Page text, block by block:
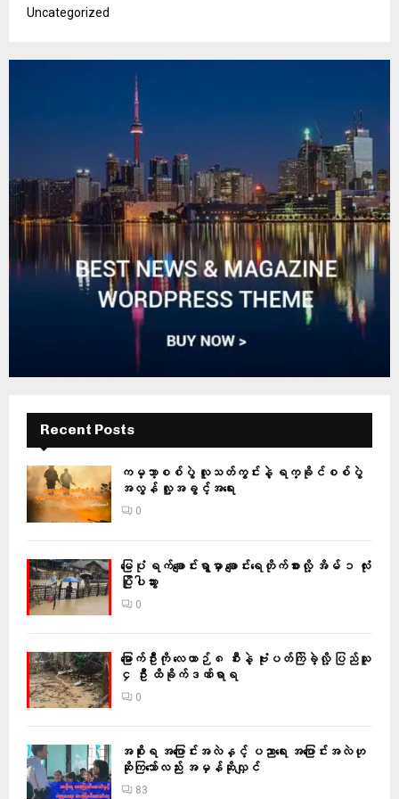
Uncategorized
Recent Posts
ကမ္ဘာ့စစ်ပွဲ လူသတ်ကွင်းနဲ့ ရက္ခိုင်စစ်ပွဲ
အလွန် လူ့အခွင့်အရေး
0
မြေပုံ ရက်ချောင်းရွာမှာ ချောင်းရေတိုက်စားလို့ အိမ် ၁ လုံး
ပြိုပါသွား
0
မြောက်ဦးကို လေယာဉ် ၈ စီးနဲ့ ဗုံးပတ်ကြဲခဲ့လို့ ပြည်သူ
၄ ဦး ထိခိုက်ဒဏ်ရာရ
0
အစိုးရ အပြောင်းအလဲနှင့် ပညာရေး အပြောင်းအလဲဟု
ဆိုကြသော်လည်း အမှန်ဆိုလျှင်
83